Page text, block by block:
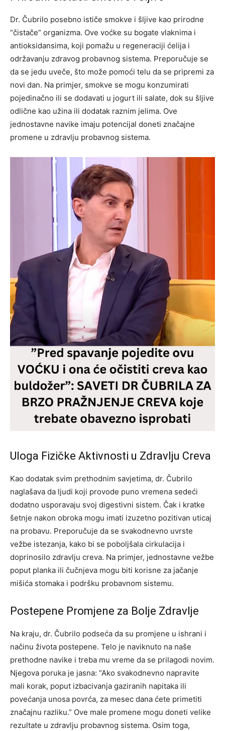
Dr. Čubrilo posebno ističe smokve i šljive kao prirodne
“čistače” organizma. Ove voćke su bogate vlaknima i
antioksidansima, koji pomažu u regeneraciji ćelija i
održavanju zdravog probavnog sistema. Preporučuje se
da se jedu uveče, što može pomoći telu da se pripremi za
novi dan. Na primjer, smokve se mogu konzumirati
pojedinačno ili se dodavati u jogurt ili salate, dok su šljive
odlične kao užina ili dodatak raznim jelima. Ove
jednostavne navike imaju potencijal doneti značajne
promene u zdravlju probavnog sistema.
Uloga Fizičke Aktivnosti u Zdravlju Creva
Kao dodatak svim prethodnim savjetima, dr. Čubrilo
naglašava da ljudi koji provode puno vremena sedeći
dodatno usporavaju svoj digestivni sistem. Čak i kratke
šetnje nakon obroka mogu imati izuzetno pozitivan uticaj
na probavu. Preporučuje da se svakodnevno uvrste
vežbe istezanja, kako bi se poboljšala cirkulacija i
doprinosilo zdravlju creva. Na primjer, jednostavne vežbe
poput planka ili čučnjeva mogu biti korisne za jačanje
mišića stomaka i podršku probavnom sistemu.
Postepene Promjene za Bolje Zdravlje
Na kraju, dr. Čubrilo podseća da su promjene u ishrani i
načinu života postepene. Telo je naviknuto na naše
prethodne navike i treba mu vreme da se prilagodi novim.
Njegova poruka je jasna: “Ako svakodnevno napravite
mali korak, poput izbacivanja gaziranih napitaka ili
povećanja unosa povrća, za mesec dana ćete primetiti
značajnu razliku.” Ove male promene mogu doneti velike
rezultate u zdravlju probavnog sistema. Osim toga,